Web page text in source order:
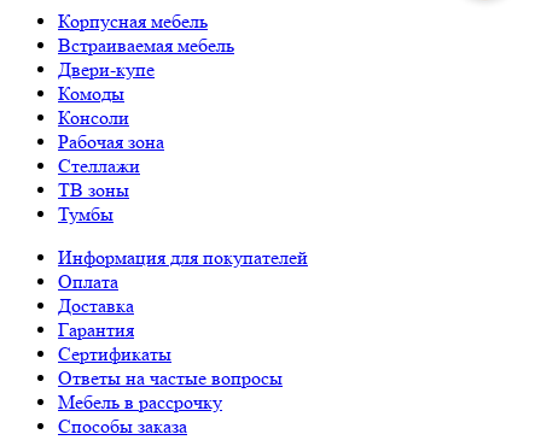
Корпусная мебель
Встраиваемая мебель
Двери-купе
Комоды
Консоли
Рабочая зона
Стеллажи
ТВ зоны
Тумбы
Информация для покупателей
Оплата
Доставка
Гарантия
Сертификаты
Ответы на частые вопросы
Мебель в рассрочку
Способы заказа